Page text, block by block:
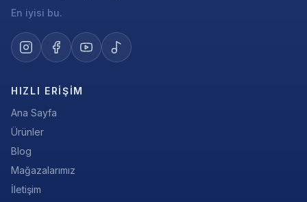
En iyisi bu.
HIZLI ERIŞIM
Ana Sayfa
Ürünler
Blog
Mağazalarımız
İletişim